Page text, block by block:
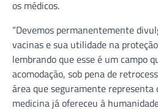
os médicos.
“Devemos permanentemente
vacinas e sua utilidade na
lembrando que esse é um campo
acomodação, sob pena de
área que seguramente
medicina já ofereceu à